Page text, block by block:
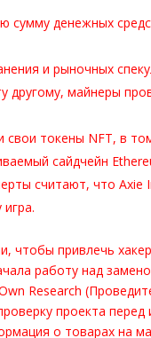
сумму денежных
и рыночных
другому, майнеры
токены NFT, в
сайдчейн
считают, что
привлечь
работу над
Research
проекта
о товарах на